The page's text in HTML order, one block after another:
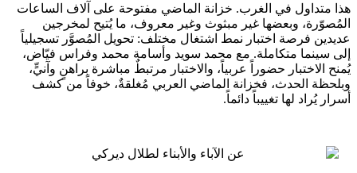
هذا متداول في الغرب. خزانة الماضي مفتوحة على آلاف الساعات
المُصوّرة، وبعضها غير مبثوث وغير معروف، ما يُتيح لمخرجين
عديدين فرصة اختبار نمط اشتغال مختلف: تحويل المُصوَّر تسجيلياً
إلى سينما متكاملة. مع محمد سويد وأسامة محمد وفراس فيّاض،
يُمنح الاختبار حضوراً عربياً، والاختبار مرتبطٌ مباشرة براهنٍ وآنيٍّ،
وبلحظة الحدث، فخزانة الماضي العربي مُغلقةٌ، خوفاً من كشف
أسرار يُراد لها تغييباً دائماً.